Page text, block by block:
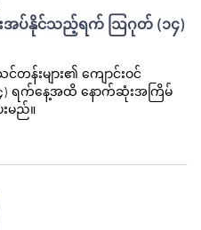
းအပ်နိုင်သည့်ရက် ဩဂုတ် (၁၄)
န်းများ၏ ကျောင်းဝင်
ရက်နေ့အထိ နောက်ဆုံးအကြိမ်
မည်။